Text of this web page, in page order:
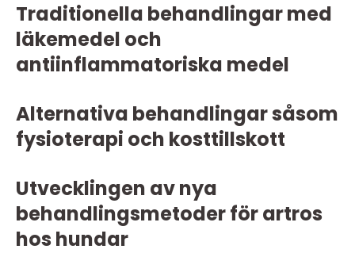
Traditionella behandlingar med
läkemedel och
antiinflammatoriska medel
Alternativa behandlingar såsom
fysioterapi och kosttillskott
Utvecklingen av nya
behandlingsmetoder för artros
hos hundar